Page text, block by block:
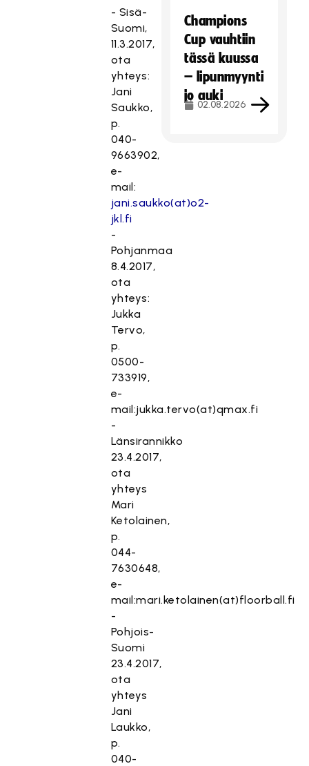
- Sisä-
Suomi,
11.3.2017,
ota
yhteys:
Jani
Saukko,
p.
040-
9663902,
e-
mail:
jani.saukko(at)o2-
jkl.fi
-
Pohjanmaa
8.4.2017,
ota
yhteys:
Jukka
Tervo,
p.
0500-
733919,
e-
mail:jukka.tervo(at)qmax.fi
-
Länsirannikko
23.4.2017,
ota
yhteys
Mari
Ketolainen,
p.
044-
7630648,
e-
mail:mari.ketolainen(at)floorball.fi
-
Pohjois-
Suomi
23.4.2017,
ota
yhteys
Jani
Laukko,
p.
040-
Champions
Cup vauhtiin
tässä kuussa
– lipunmyynti
jo auki
02.08.2026